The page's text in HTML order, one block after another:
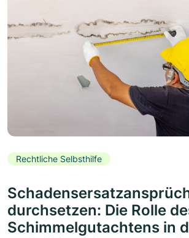
Rechtliche Selbsthilfe
durchsetzen: Die Rolle
Schimmelgutachtens in